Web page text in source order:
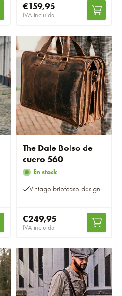
€159,95
IVA incluido
The Dale Bolso de
cuero 560
En stock
Vintage briefcase design
€249,95
IVA incluido